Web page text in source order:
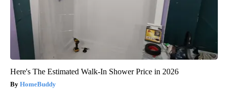
Here's The Estimated Walk-In Shower Price in 2026
HomeBuddy